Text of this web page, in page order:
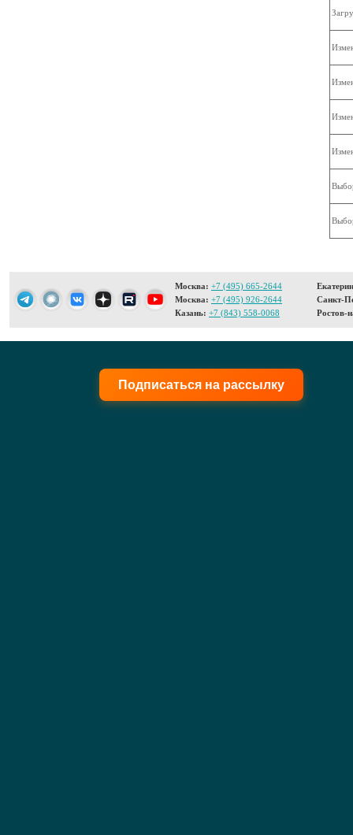
Москва: +7 (495) 665-2644
Москва: +7 (495) 926-2644
Казань: +7 (843) 558-0068
Санкт-
Ростов-
Подписаться на рассылку